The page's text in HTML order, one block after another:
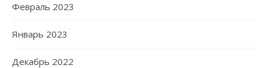
Февраль 2023
Январь 2023
Декабрь 2022